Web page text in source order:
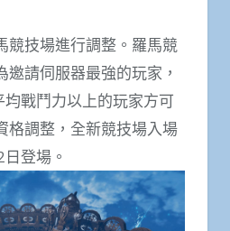
競技場進行調整。羅馬競
請伺服器最強的玩家，
戰鬥力以上的玩家方可
格調整，全新競技場入場
登場。